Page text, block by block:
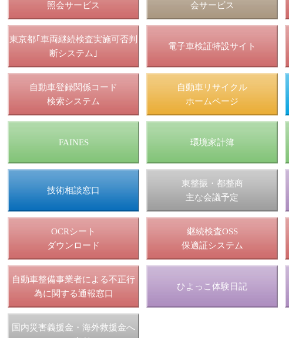
照会サービス
会サービス
東京都｢車両継続検査実施可否判
断システム｣
電子車検証特設サイト
自動車登録関係コード
検索システム
自動車リサイクル
ホームページ
FAINES 環境家計簿
技術相談窓口
東整振・都整商
主な会議予定
OCRシート
ダウンロード
継続検査OSS
保適証システム
自動車整備事業者による不正行
為に関する通報窓口
ひよっこ体験日記
国内災害義援金・海外救援金へ